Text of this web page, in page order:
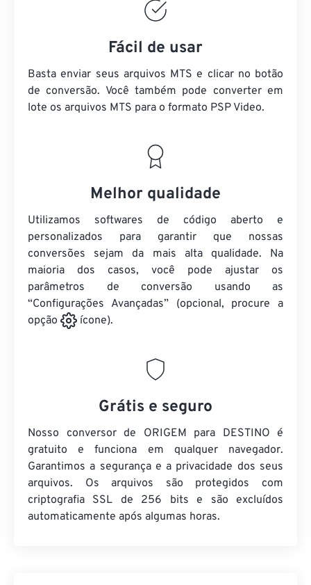
Fácil de usar
Basta enviar seus arquivos MTS e clicar no botão
de conversão. Você também pode converter em
lote os arquivos MTS para o formato PSP Video.
Melhor qualidade
Utilizamos softwares de código aberto e
personalizados para garantir que nossas
conversões sejam da mais alta qualidade. Na
maioria dos casos, você pode ajustar os
parâmetros de conversão usando as
“Configurações Avançadas” (opcional, procure a
opção
ícone).
Grátis e seguro
Nosso conversor de ORIGEM para DESTINO é
gratuito e funciona em qualquer navegador.
Garantimos a segurança e a privacidade dos seus
arquivos. Os arquivos são protegidos com
criptografia SSL de 256 bits e são excluídos
automaticamente após algumas horas.